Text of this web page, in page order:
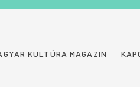
KULTÚRA MAGAZIN